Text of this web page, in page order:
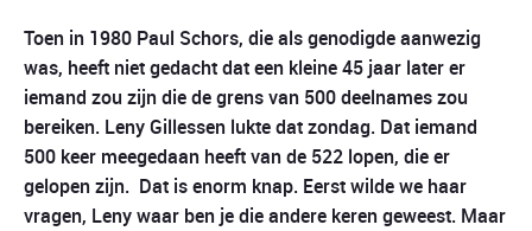
Toen in 1980 Paul Schors, die als genodigde aanwezig
was, heeft niet gedacht dat een kleine 45 jaar later er
iemand zou zijn die de grens van 500 deelnames zou
bereiken. Leny Gillessen lukte dat zondag. Dat iemand
500 keer meegedaan heeft van de 522 lopen, die er
gelopen zijn. Dat is enorm knap. Eerst wilde we haar
vragen, Leny waar ben je die andere keren geweest. Maar